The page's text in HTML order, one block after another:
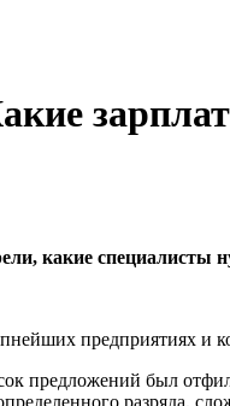
какие
предприятиях
предложений был
разряда,